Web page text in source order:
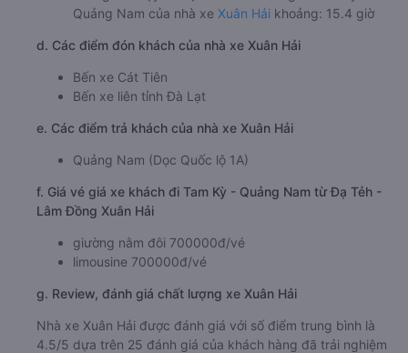
Quảng Nam của nhà xe Xuân Hải khoảng: 15.4 giờ
d. Các điểm đón khách của nhà xe Xuân Hải
Bến xe Cát Tiên
Bến xe liên tỉnh Đà Lạt
e. Các điểm trả khách của nhà xe Xuân Hải
Quảng Nam (Dọc Quốc lộ 1A)
f. Giá vé giá xe khách đi Tam Kỳ - Quảng Nam từ Đạ Tẻh -
Lâm Đồng Xuân Hải
giường nằm đôi 700000đ/vé
limousine 700000đ/vé
g. Review, đánh giá chất lượng xe Xuân Hải
Nhà xe Xuân Hải được đánh giá với số điểm trung bình là
4.5/5 dựa trên 25 đánh giá của khách hàng đã trải nghiệm